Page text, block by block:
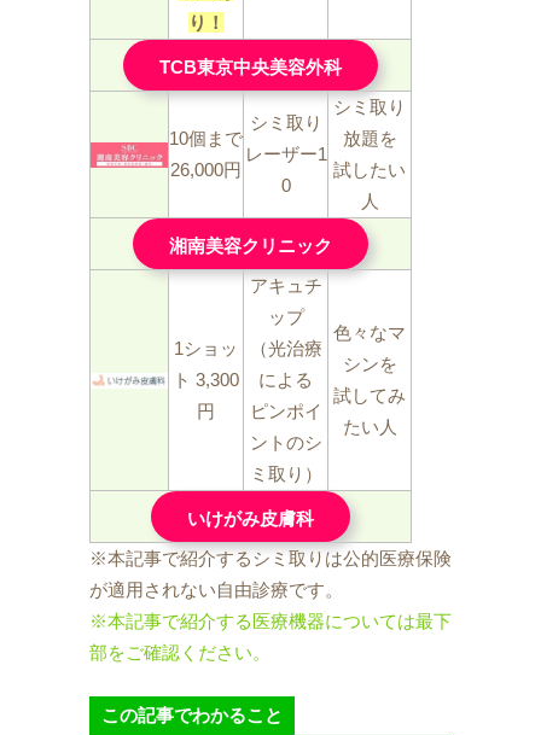
り！
TCB東京中央美容外科
10個まで
26,000円
シミ取り
レーザー1
0
シミ取り
放題を
試したい
人
湘南美容クリニック
1ショッ
ト 3,300
円
アキュチ
ップ
（光治療
による
ピンポイ
ントのシ
ミ取り）
色々なマ
シンを
試してみ
たい人
いけがみ皮膚科
※本記事で紹介するシミ取りは公的医療保険
が適用されない自由診療です。
※本記事で紹介する医療機器については最下
部をご確認ください。
この記事でわかること